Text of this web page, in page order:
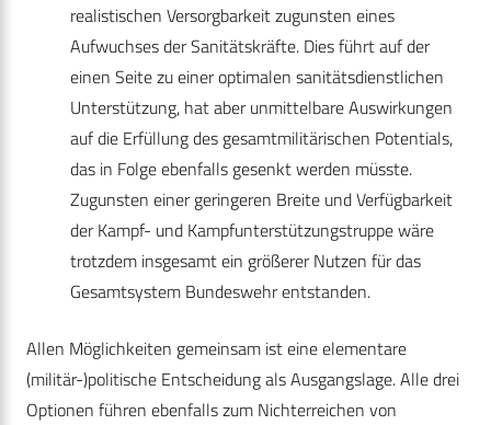
realistischen Versorgbarkeit zugunsten eines
Aufwuchses der Sanitätskräfte. Dies führt auf der
einen Seite zu einer optimalen sanitätsdienstlichen
Unterstützung, hat aber unmittelbare Auswirkungen
auf die Erfüllung des gesamtmilitärischen Potentials,
das in Folge ebenfalls gesenkt werden müsste.
Zugunsten einer geringeren Breite und Verfügbarkeit
der Kampf- und Kampfunterstützungstruppe wäre
trotzdem insgesamt ein größerer Nutzen für das
Gesamtsystem Bundeswehr entstanden.
Allen Möglichkeiten gemeinsam ist eine elementare
(militär-)politische Entscheidung als Ausgangslage. Alle drei
Optionen führen ebenfalls zum Nichterreichen von